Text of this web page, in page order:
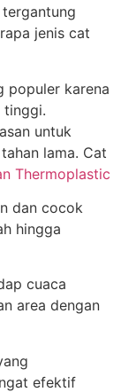
jenis cat
populer karena
tinggi.
untuk
lama. Cat
Thermoplastic
dan cocok
hingga
cuaca
area dengan
efektif